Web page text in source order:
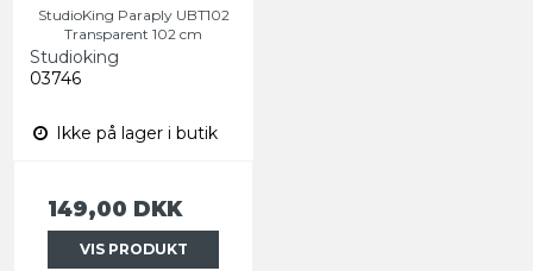
StudioKing Paraply UBT102
Transparent 102 cm
Studioking
03746
Ikke på lager i butik
149,00 DKK
VIS PRODUKT